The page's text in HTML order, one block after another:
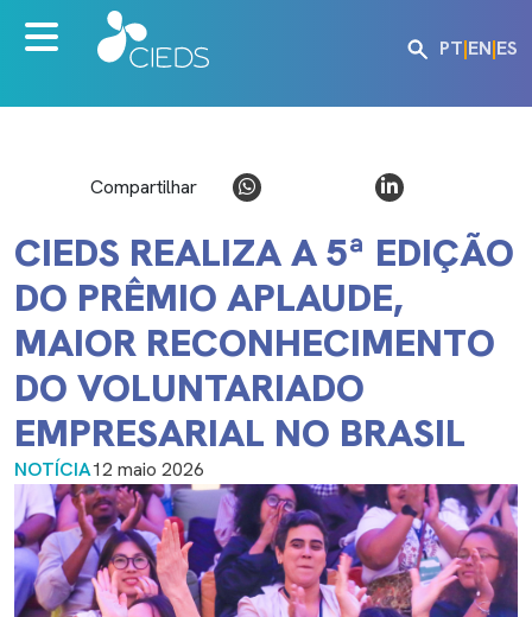
PT|EN|ES
Compartilhar
CIEDS REALIZA A 5ª EDIÇÃO
DO PRÊMIO APLAUDE,
MAIOR RECONHECIMENTO
DO VOLUNTARIADO
EMPRESARIAL NO BRASIL
NOTÍCIA12 maio 2026